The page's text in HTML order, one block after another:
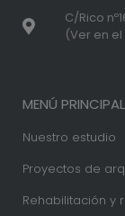
C/Rico
(Ver en
MENÚ PRINCIPAL
Nuestro estudio
Proyectos de
Rehabilitación y